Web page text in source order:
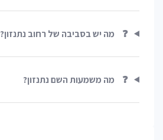
❓ מה יש בסביבה של רחוב נתנזון?
❓ מה משמעות השם נתנזון?